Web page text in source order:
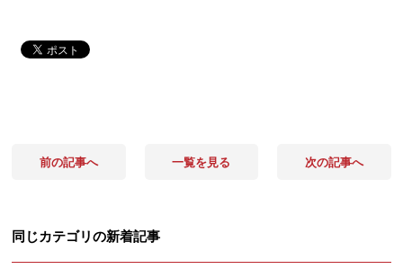
前の記事へ 一覧を見る 次の記事へ
同じカテゴリの新着記事